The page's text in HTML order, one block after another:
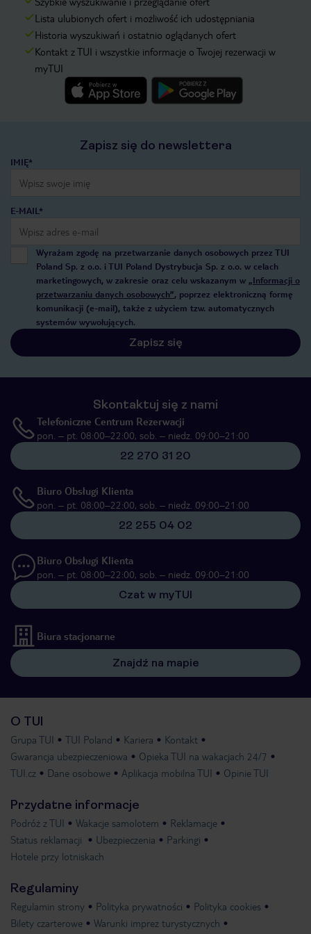
Lista ulubionych ofert i możliwość ich udostępniania
Historia wyszukiwań i ostatnio oglądanych ofert
Kontakt z TUI i wszystkie informacje o Twojej rezerwacji w
myTUI
Zapisz się do newslettera
IMIĘ*
E-MAIL*
Wyrażam zgodę na przetwarzanie danych osobowych przez TUI
Poland Sp. z o.o. i TUI Poland Dystrybucja Sp. z o.o. w celach
marketingowych, w zakresie oraz celu wskazanym w „Informacji o
przetwarzaniu danych osobowych”, poprzez elektroniczną formę
komunikacji (e-mail), także z użyciem tzw. automatycznych
systemów wywołujących.
Zapisz się
Skontaktuj się z nami
Telefoniczne Centrum Rezerwacji
pon. – pt. 08:00–22:00, sob. – niedz. 09:00–21:00
22 270 31 20
Biuro Obsługi Klienta
pon. – pt. 08:00–22:00, sob. – niedz. 09:00–21:00
22 255 04 02
Biuro Obsługi Klienta
pon. – pt. 08:00–22:00, sob. – niedz. 09:00–21:00
Czat w myTUI
Biura stacjonarne
Znajdź na mapie
O TUI
Grupa TUI TUI Poland Kariera
Kontakt
Gwarancja ubezpieczeniowa
Opieka TUI na wakacjach 24/7
TUI.cz
Dane osobowe Aplikacja mobilna TUI Opinie TUI
Przydatne informacje
Podróż z TUI Wakacje samolotem
Reklamacje
Status reklamacji
Ubezpieczenia
Parkingi
Hotele przy lotniskach
Regulaminy
Regulamin strony Polityka prywatności
Polityka cookies
Bilety czarterowe
Warunki imprez turystycznych